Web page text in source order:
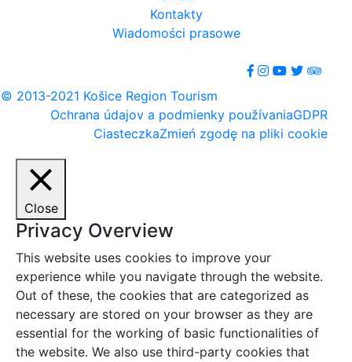
Kontakty
Wiadomości prasowe
© 2013-2021 Košice Region Tourism
Ochrana údajov a podmienky používaniaGDPR
CiasteczkaZmień zgodę na pliki cookie
Close
Privacy Overview
This website uses cookies to improve your
experience while you navigate through the website.
Out of these, the cookies that are categorized as
necessary are stored on your browser as they are
essential for the working of basic functionalities of
the website. We also use third-party cookies that